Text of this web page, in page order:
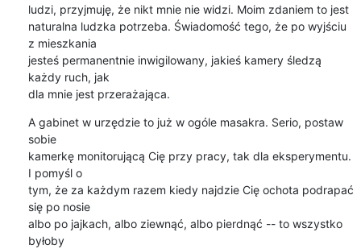
ludzi, przyjmuję, że nikt mnie nie widzi. Moim zdaniem to jest
naturalna ludzka potrzeba. Świadomość tego, że po wyjściu
z mieszkania
jesteś permanentnie inwigilowany, jakieś kamery śledzą
każdy ruch, jak
dla mnie jest przerażająca.
A gabinet w urzędzie to już w ogóle masakra. Serio, postaw
sobie
kamerkę monitorującą Cię przy pracy, tak dla eksperymentu.
I pomyśl o
tym, że za każdym razem kiedy najdzie Cię ochota podrapać
się po nosie
albo po jajkach, albo ziewnąć, albo pierdnąć -- to wszystko
byłoby